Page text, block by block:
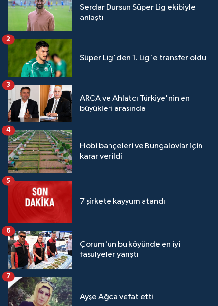
Serdar Dursun Süper Lig ekibiyle
anlaştı
Süper Lig'den 1. Lig'e transfer oldu
2
ARCA ve Ahlatcı Türkiye'nin en
büyükleri arasında
3
Hobi bahçeleri ve Bungalovlar için
karar verildi
4
7 şirkete kayyum atandı
5
Çorum'un bu köyünde en iyi
fasulyeler yarıştı
6
Ayşe Ağca vefat etti
7